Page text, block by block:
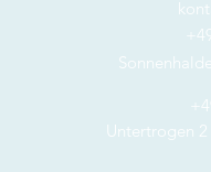
Untertrogen